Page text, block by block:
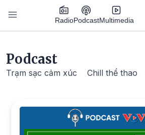
Nhảy đến nội dung
RadioPodcastMultimedia
Podcast
Trạm sạc cảm xúc Chill thể thao